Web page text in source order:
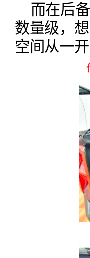
而在后
数量级，
空间从一